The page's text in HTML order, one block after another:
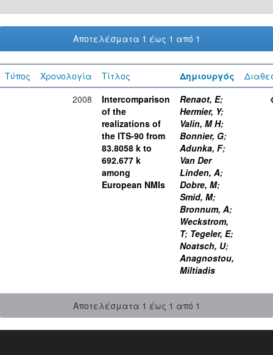
Αποτελέσματα 1 έως 1 από 1
Τύπος Χρονολογία Τίτλος Δημιουργός
2008
Intercomparison
of the
realizations of
the ITS-90 from
83.8058 k to
692.677 k
among
European NMIs
Renaot, E;
Hermier, Y;
Valin, M H;
Bonnier, G;
Adunka, F;
Van Der
Linden, A;
Dobre, M;
Smid, M;
Bronnum, A;
Weckstrom,
T; Tegeler, E;
Noatsch, U;
Anagnostou,
Miltiadis
Αποτελέσματα 1 έως 1 από 1